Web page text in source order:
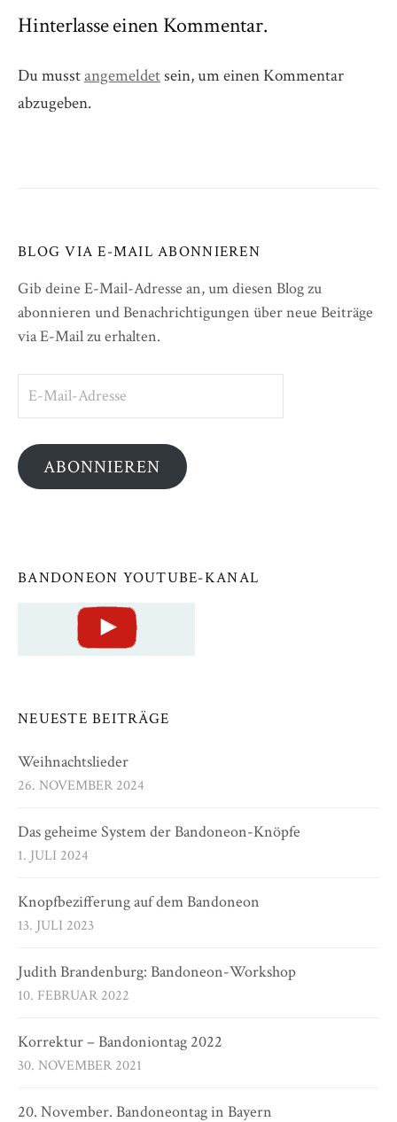
Hinterlasse einen Kommentar.
Du musstangemeldetsein, um einen Kommentar
abzugeben.
BLOG VIA E-MAIL ABONNIEREN
Gib deine E-Mail-Adresse an, um diesen Blog zu
abonnieren und Benachrichtigungen über neue Beiträge
via E-Mail zu erhalten.
E-
ABONNIEREN
BANDONEON YOUTUBE-KANAL
NEUESTE BEITRÄGE
Weihnachtslieder
26. NOVEMBER 2024
Das geheime System der Bandoneon-Knöpfe
1. JULI 2024
Knopfbezifferung auf dem Bandoneon
13. JULI 2023
Judith Brandenburg: Bandoneon-Workshop
10. FEBRUAR 2022
Korrektur – Bandoniontag 2022
30. NOVEMBER 2021
20. November. Bandoneontag in Bayern